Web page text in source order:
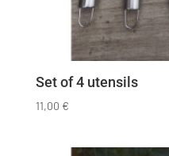
Set of 4 utensils
11,00 €